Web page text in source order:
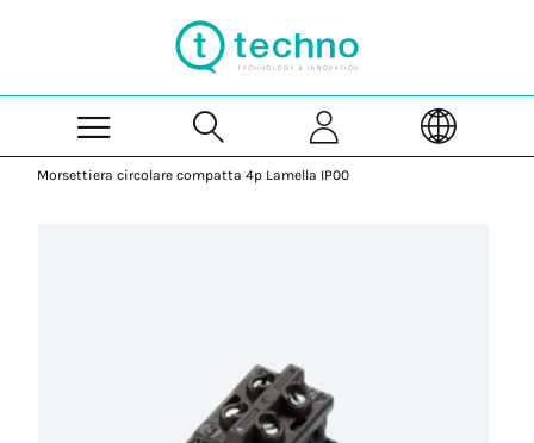
Morsettiera circolare compatta 4p Lamella IP00